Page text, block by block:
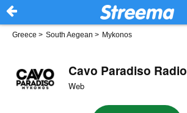
Greece > South Aegean > Mykonos
Cavo Paradiso Radio
Web